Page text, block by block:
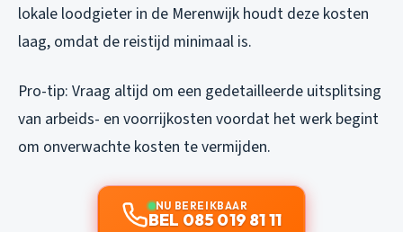
lokale loodgieter in de Merenwijk houdt deze kosten
laag, omdat de reistijd minimaal is.
Pro-tip: Vraag altijd om een gedetailleerde uitsplitsing
van arbeids- en voorrijkosten voordat het werk begint
om onverwachte kosten te vermijden.
NU BEREIKBAAR
BEL 085 019 81 11